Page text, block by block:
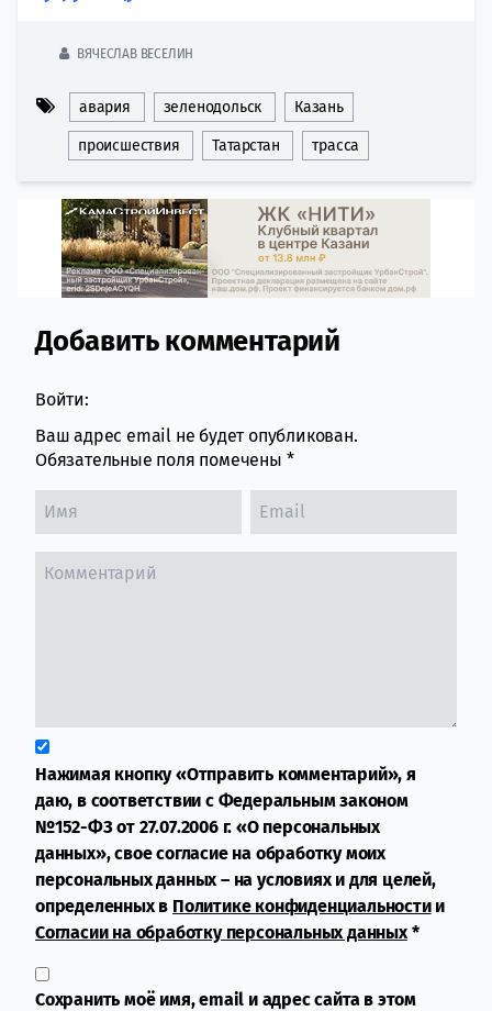
ВЯЧЕСЛАВ ВЕСЕЛИН
авария зеленодольск Казань
происшествия Татарстан трасса
Comment section
Добавить комментарий
Войти:
Ваш адрес email не будет опубликован.
Обязательные поля помечены *
Нажимая кнопку «Отправить комментарий», я
даю, в соответствии с Федеральным законом
№152-ФЗ от 27.07.2006 г. «О персональных
данных», свое согласие на обработку моих
персональных данных – на условиях и для целей,
определенных в Политике конфиденциальностии
Согласии на обработку персональных данных*
Сохранить моё имя, email и адрес сайта в этом